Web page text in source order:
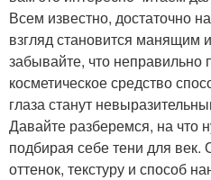
Всем известно, достаточно
взгляд становится манящим
забывайте, что неправильно
косметическое средство
глаза станут
Давайте разберемся, на что
подбирая себе тени для
оттенок, текстуру и способ